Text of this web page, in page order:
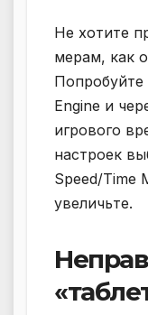
Не хотите
мерам, как
Попробуйте
Engine и
игрового
настроек
Speed/Time
увеличьте.